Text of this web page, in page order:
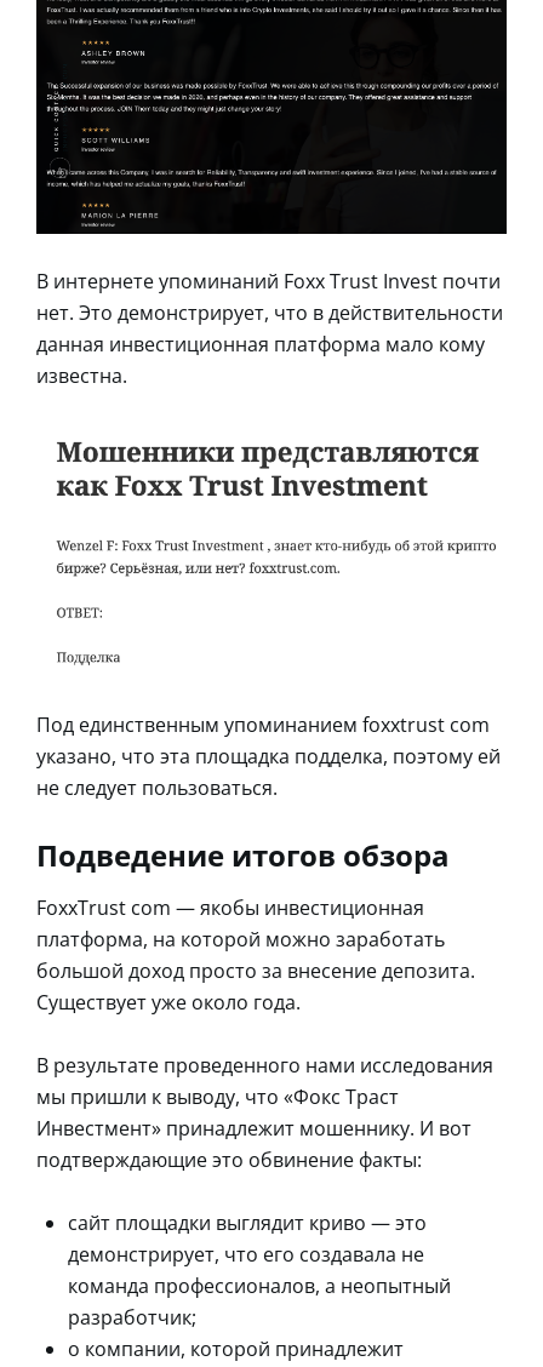
В интернете упоминаний Foxx Trust Invest почти
нет. Это демонстрирует, что в действительности
данная инвестиционная платформа мало кому
известна.
Под единственным упоминанием foxxtrust com
указано, что эта площадка подделка, поэтому ей
не следует пользоваться.
Подведение итогов обзора
FoxxTrust com — якобы инвестиционная
платформа, на которой можно заработать
большой доход просто за внесение депозита.
Существует уже около года.
В результате проведенного нами исследования
мы пришли к выводу, что «Фокс Траст
Инвестмент» принадлежит мошеннику. И вот
подтверждающие это обвинение факты:
сайт площадки выглядит криво — это
демонстрирует, что его создавала не
команда профессионалов, а неопытный
разработчик;
о компании, которой принадлежит